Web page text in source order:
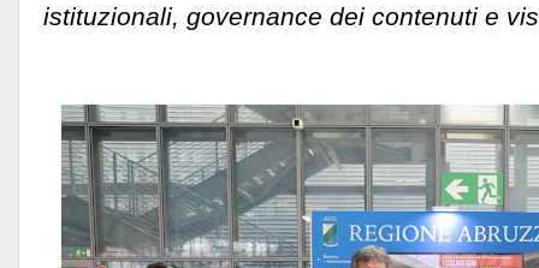
istituzionali, governance dei contenuti e